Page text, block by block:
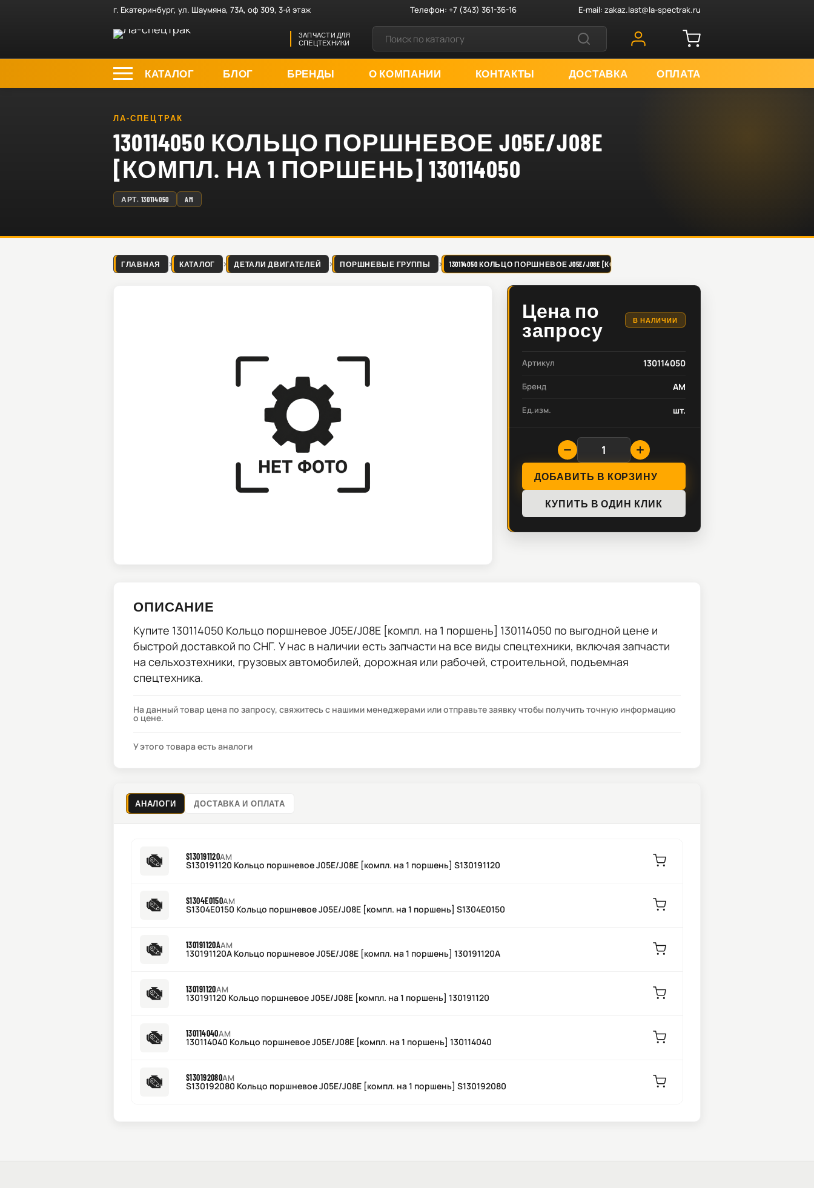
г. Екатеринбург, ул. Шаумяна, 73А, оф 309, 3-й этаж Телефон:+7 (343) 361-36-16 E-mail: zakaz.last@la-spectrak.ru
ЗАПЧАСТИ ДЛЯ
СПЕЦТЕХНИКИ
КАТАЛОГ БЛОГ БРЕНДЫ О КОМПАНИИ КОНТАКТЫ ДОСТАВКА ОПЛАТА
ЛА-СПЕЦТРАК
130114050 КОЛЬЦО ПОРШНЕВОЕ J05E/J08E
[КОМПЛ. НА 1 ПОРШЕНЬ] 130114050
АРТ. 130114050 AM
ГЛАВНАЯ КАТАЛОГ ДЕТАЛИ ДВИГАТЕЛЕЙ ПОРШНЕВЫЕ ГРУППЫ 130114050 КОЛЬЦО ПОРШНЕВОЕ J05E/J08E [КОМПЛ. НА 1 ПОРШЕНЬ] 130114050
Цена по
запросу
В НАЛИЧИИ
Артикул 130114050
Бренд AM
Ед.изм. шт.
ДОБАВИТЬ В КОРЗИНУ
КУПИТЬ В ОДИН КЛИК
ОПИСАНИЕ
Купите 130114050 Кольцо поршневое J05E/J08E [компл. на 1 поршень] 130114050 по выгодной цене и
быстрой доставкой по СНГ. У нас в наличии есть запчасти на все виды спецтехники, включая запчасти
на сельхозтехники, грузовых автомобилей, дорожная или рабочей, строительной, подъемная
спецтехника.
На данный товар цена по запросу, свяжитесь с нашими менеджерами или отправьте заявку чтобы получить точную информацию
о цене.
У этого товара есть аналоги
АНАЛОГИ ДОСТАВКА И ОПЛАТА
S130191120AM
S130191120 Кольцо поршневое J05E/J08E [компл. на 1 поршень] S130191120
S1304E0150AM
S1304E0150 Кольцо поршневое J05E/J08E [компл. на 1 поршень] S1304E0150
130191120AAM
130191120A Кольцо поршневое J05E/J08E [компл. на 1 поршень] 130191120A
130191120AM
130191120 Кольцо поршневое J05E/J08E [компл. на 1 поршень] 130191120
130114040AM
130114040 Кольцо поршневое J05E/J08E [компл. на 1 поршень] 130114040
S130192080AM
S130192080 Кольцо поршневое J05E/J08E [компл. на 1 поршень] S130192080